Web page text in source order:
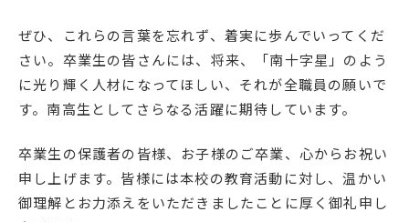
ぜひ、これらの言葉を忘れず、着実に歩んでいってくだ
さい。卒業生の皆さんには、将来、「南十字星」のよう
に光り輝く人材になってほしい、それが全職員の願いで
す。南高生としてさらなる活躍に期待しています。
卒業生の保護者の皆様、お子様のご卒業、心からお祝い
申し上げます。皆様には本校の教育活動に対し、温かい
御理解とお力添えをいただきましたことに厚く御礼申し